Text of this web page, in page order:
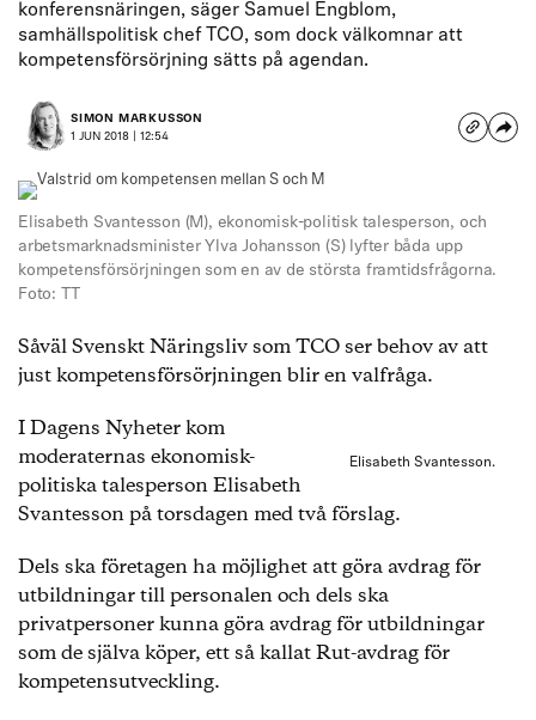
konferensnäringen, säger Samuel Engblom,
samhällspolitisk chef TCO, som dock välkomnar att
kompetensförsörjning sätts på agendan.
SIMON MARKUSSON
1 JUN 2018 | 12:54
Elisabeth Svantesson (M), ekonomisk-politisk talesperson, och
arbetsmarknadsminister Ylva Johansson (S) lyfter båda upp
kompetensförsörjningen som en av de största framtidsfrågorna.
Foto: TT
Såväl Svenskt Näringsliv som TCO ser behov av att
just kompetensförsörjningen blir en valfråga.
Elisabeth Svantesson.
I Dagens Nyheter kom
moderaternas ekonomisk-
politiska talesperson Elisabeth
Svantesson på torsdagen med två förslag.
Dels ska företagen ha möjlighet att göra avdrag för
utbildningar till personalen och dels ska
privatpersoner kunna göra avdrag för utbildningar
som de själva köper, ett så kallat Rut-avdrag för
kompetensutveckling.